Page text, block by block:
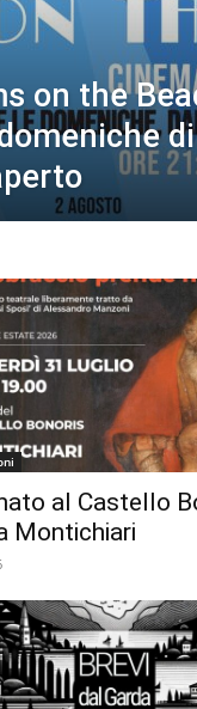
on the
al Castello
Montichiari